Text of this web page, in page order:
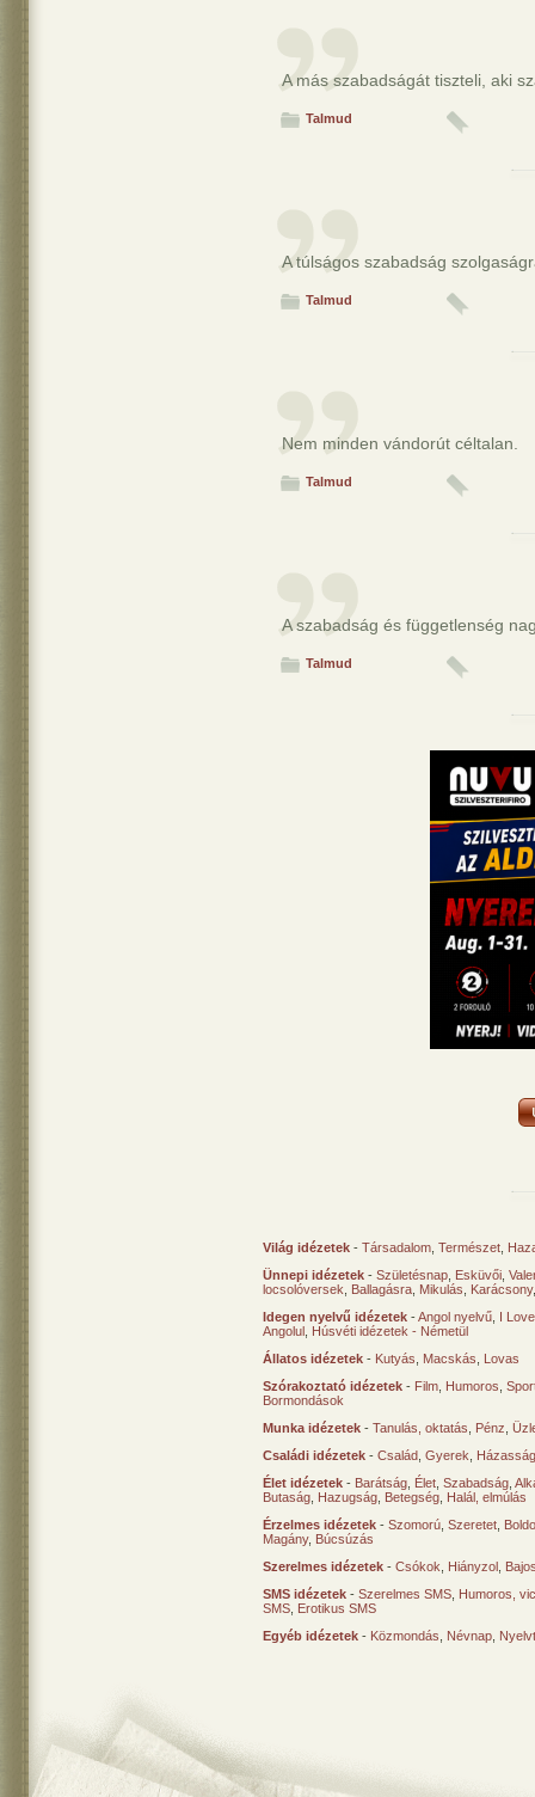
A más szabadságát tiszteli, aki
Talmud
A túlságos szabadság
Talmud
Nem minden vándorút céltalan.
Talmud
A szabadság és függetlenség
Talmud
Világ idézetek - Társadalom Természet
Ünnepi idézetek - Születésnap Esküvői
locsolóversek
Ballagásra Mikulás Karácsony
Idegen nyelvű idézetek -Angol nyelvű I
Angolul Húsvéti idézetek - Németül
Állatos idézetek - Kutyás Macskás
Lovas
Szórakoztató idézetek - Film Humoros
Bormondások
Munka idézetek - Tanulás, oktatás Pénz
Családi idézetek - Család Gyerek
Élet idézetek - Barátság Élet Szabadság
Butaság Hazugság Betegség Halál, elmúlás
Érzelmes idézetek - Szomorú Szeretet
Magány, Búcsúzás
Szerelmes idézetek - Csókok Hiányzol
SMS idézetek - Szerelmes SMS Humoros,
SMS Erotikus SMS
Egyéb idézetek - Közmondás Névnap